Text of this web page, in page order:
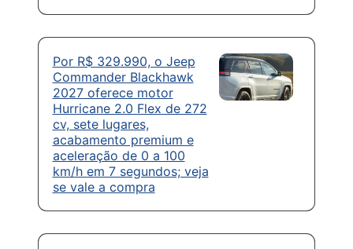
Por R$ 329.990, o Jeep
Commander Blackhawk
2027 oferece motor
Hurricane 2.0 Flex de 272
cv, sete lugares,
acabamento premium e
aceleração de 0 a 100
km/h em 7 segundos; veja
se vale a compra